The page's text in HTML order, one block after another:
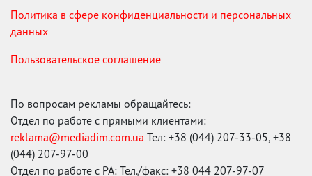
Политика в сфере конфиденциальности и персональных
данных
Пользовательское соглашение
По вопросам рекламы обращайтесь:
Отдел по работе с прямыми клиентами:
reklama@mediadim.com.ua Тел: +38 (044) 207-33-05, +38
(044) 207-97-00
Отдел по работе с РА: Тел./факс: +38 044 207-97-07